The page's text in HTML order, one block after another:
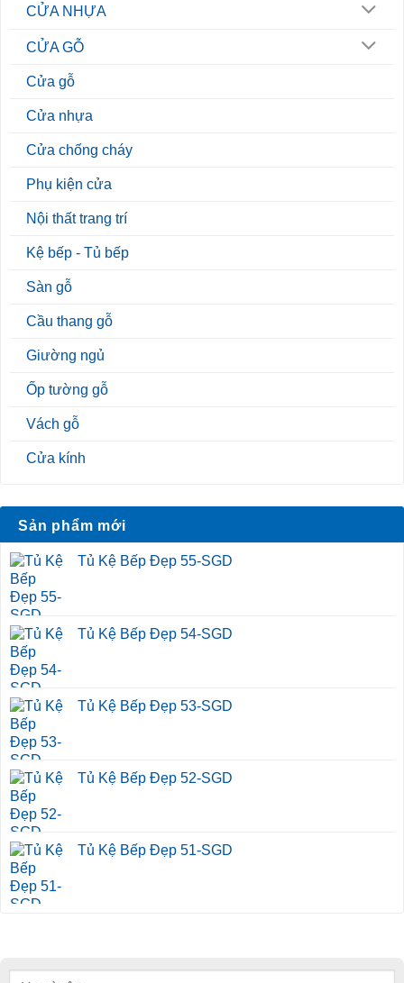
CỬA NHỰA
CỬA GỖ
Cửa gỗ
Cửa nhựa
Cửa chống cháy
Phụ kiện cửa
Nội thất trang trí
Kệ bếp - Tủ bếp
Sàn gỗ
Cầu thang gỗ
Giường ngủ
Ốp tường gỗ
Vách gỗ
Cửa kính
Sản phẩm mới
Tủ Kệ Bếp Đẹp 55-SGD
Tủ Kệ Bếp Đẹp 54-SGD
Tủ Kệ Bếp Đẹp 53-SGD
Tủ Kệ Bếp Đẹp 52-SGD
Tủ Kệ Bếp Đẹp 51-SGD